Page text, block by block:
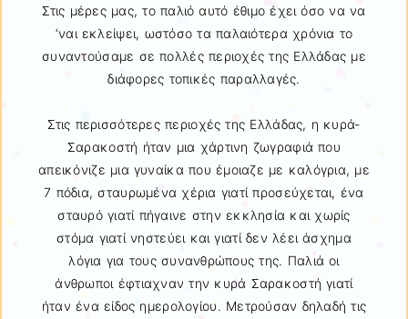
Στις μέρες μας, το παλιό αυτό έθιμο έχει όσο να να
‘ναι εκλείψει, ωστόσο τα παλαιότερα χρόνια το
συναντούσαμε σε πολλές περιοχές της Ελλάδας με
διάφορες τοπικές παραλλαγές.
Στις περισσότερες περιοχές της Ελλάδας, η κυρά-
Σαρακοστή ήταν μια χάρτινη ζωγραφιά που
απεικόνιζε μια γυναίκα που έμοιαζε με καλόγρια, με
7 πόδια, σταυρωμένα χέρια γιατί προσεύχεται, ένα
σταυρό γιατί πήγαινε στην εκκλησία και χωρίς
στόμα γιατί νηστεύει και γιατί δεν λέει άσχημα
λόγια για τους συνανθρώπους της. Παλιά οι
άνθρωποι έφτιαχναν την κυρά Σαρακοστή γιατί
ήταν ένα είδος ημερολογίου. Μετρούσαν δηλαδή τις